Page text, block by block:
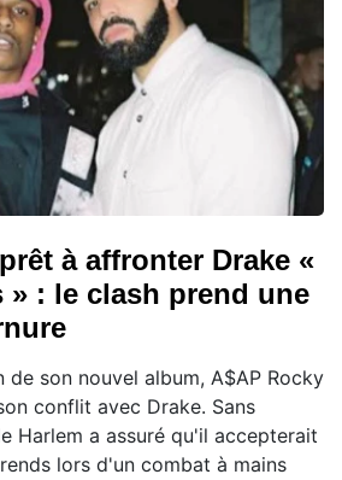
à affronter Drake «
» : le clash prend une
de son nouvel album, A$AP Rocky
conflit avec Drake. Sans
Harlem a assuré qu'il accepterait
lors d'un combat à mains